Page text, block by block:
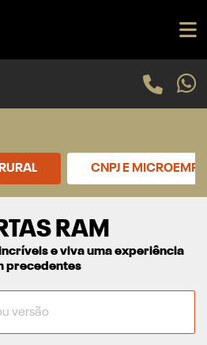
CNPJ E
RAM
e viva uma experiência
precedentes